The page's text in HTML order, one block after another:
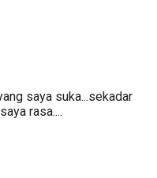
saya suka...sekadar
rasa....